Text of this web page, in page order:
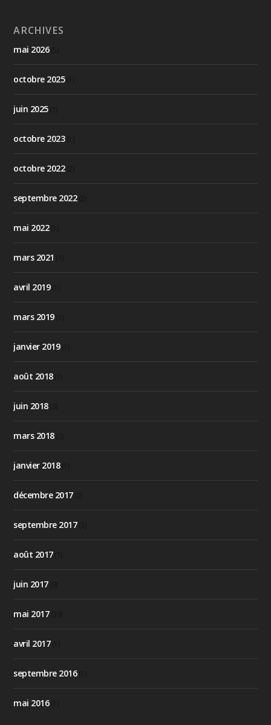
ARCHIVES
mai 2026(5)
octobre 2025(1)
juin 2025(1)
octobre 2023(1)
octobre 2022(2)
septembre 2022(2)
mai 2022(1)
mars 2021
avril 2019(1)
mars 2019(1)
janvier 2019(1)
août 2018(1)
juin 2018(3)
mars 2018(2)
janvier 2018(1)
décembre 2017(2)
septembre 2017(3)
août 2017(1)
juin 2017(9)
mai 2017(33)
avril 2017(1)
septembre 2016(1)
mai 2016(1)